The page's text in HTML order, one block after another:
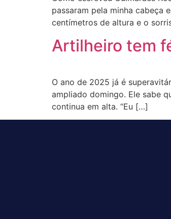
passaram pela minha cabeça
centímetros de altura e o
Artilheiro tem
O ano de 2025 já é
ampliado domingo. Ele sabe
continua em alta. “Eu […]